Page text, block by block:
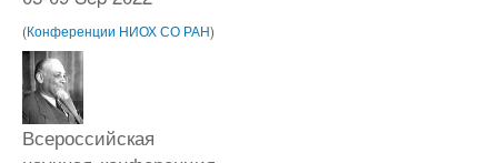
(Конференции НИОХ СО РАН)
Всероссийская